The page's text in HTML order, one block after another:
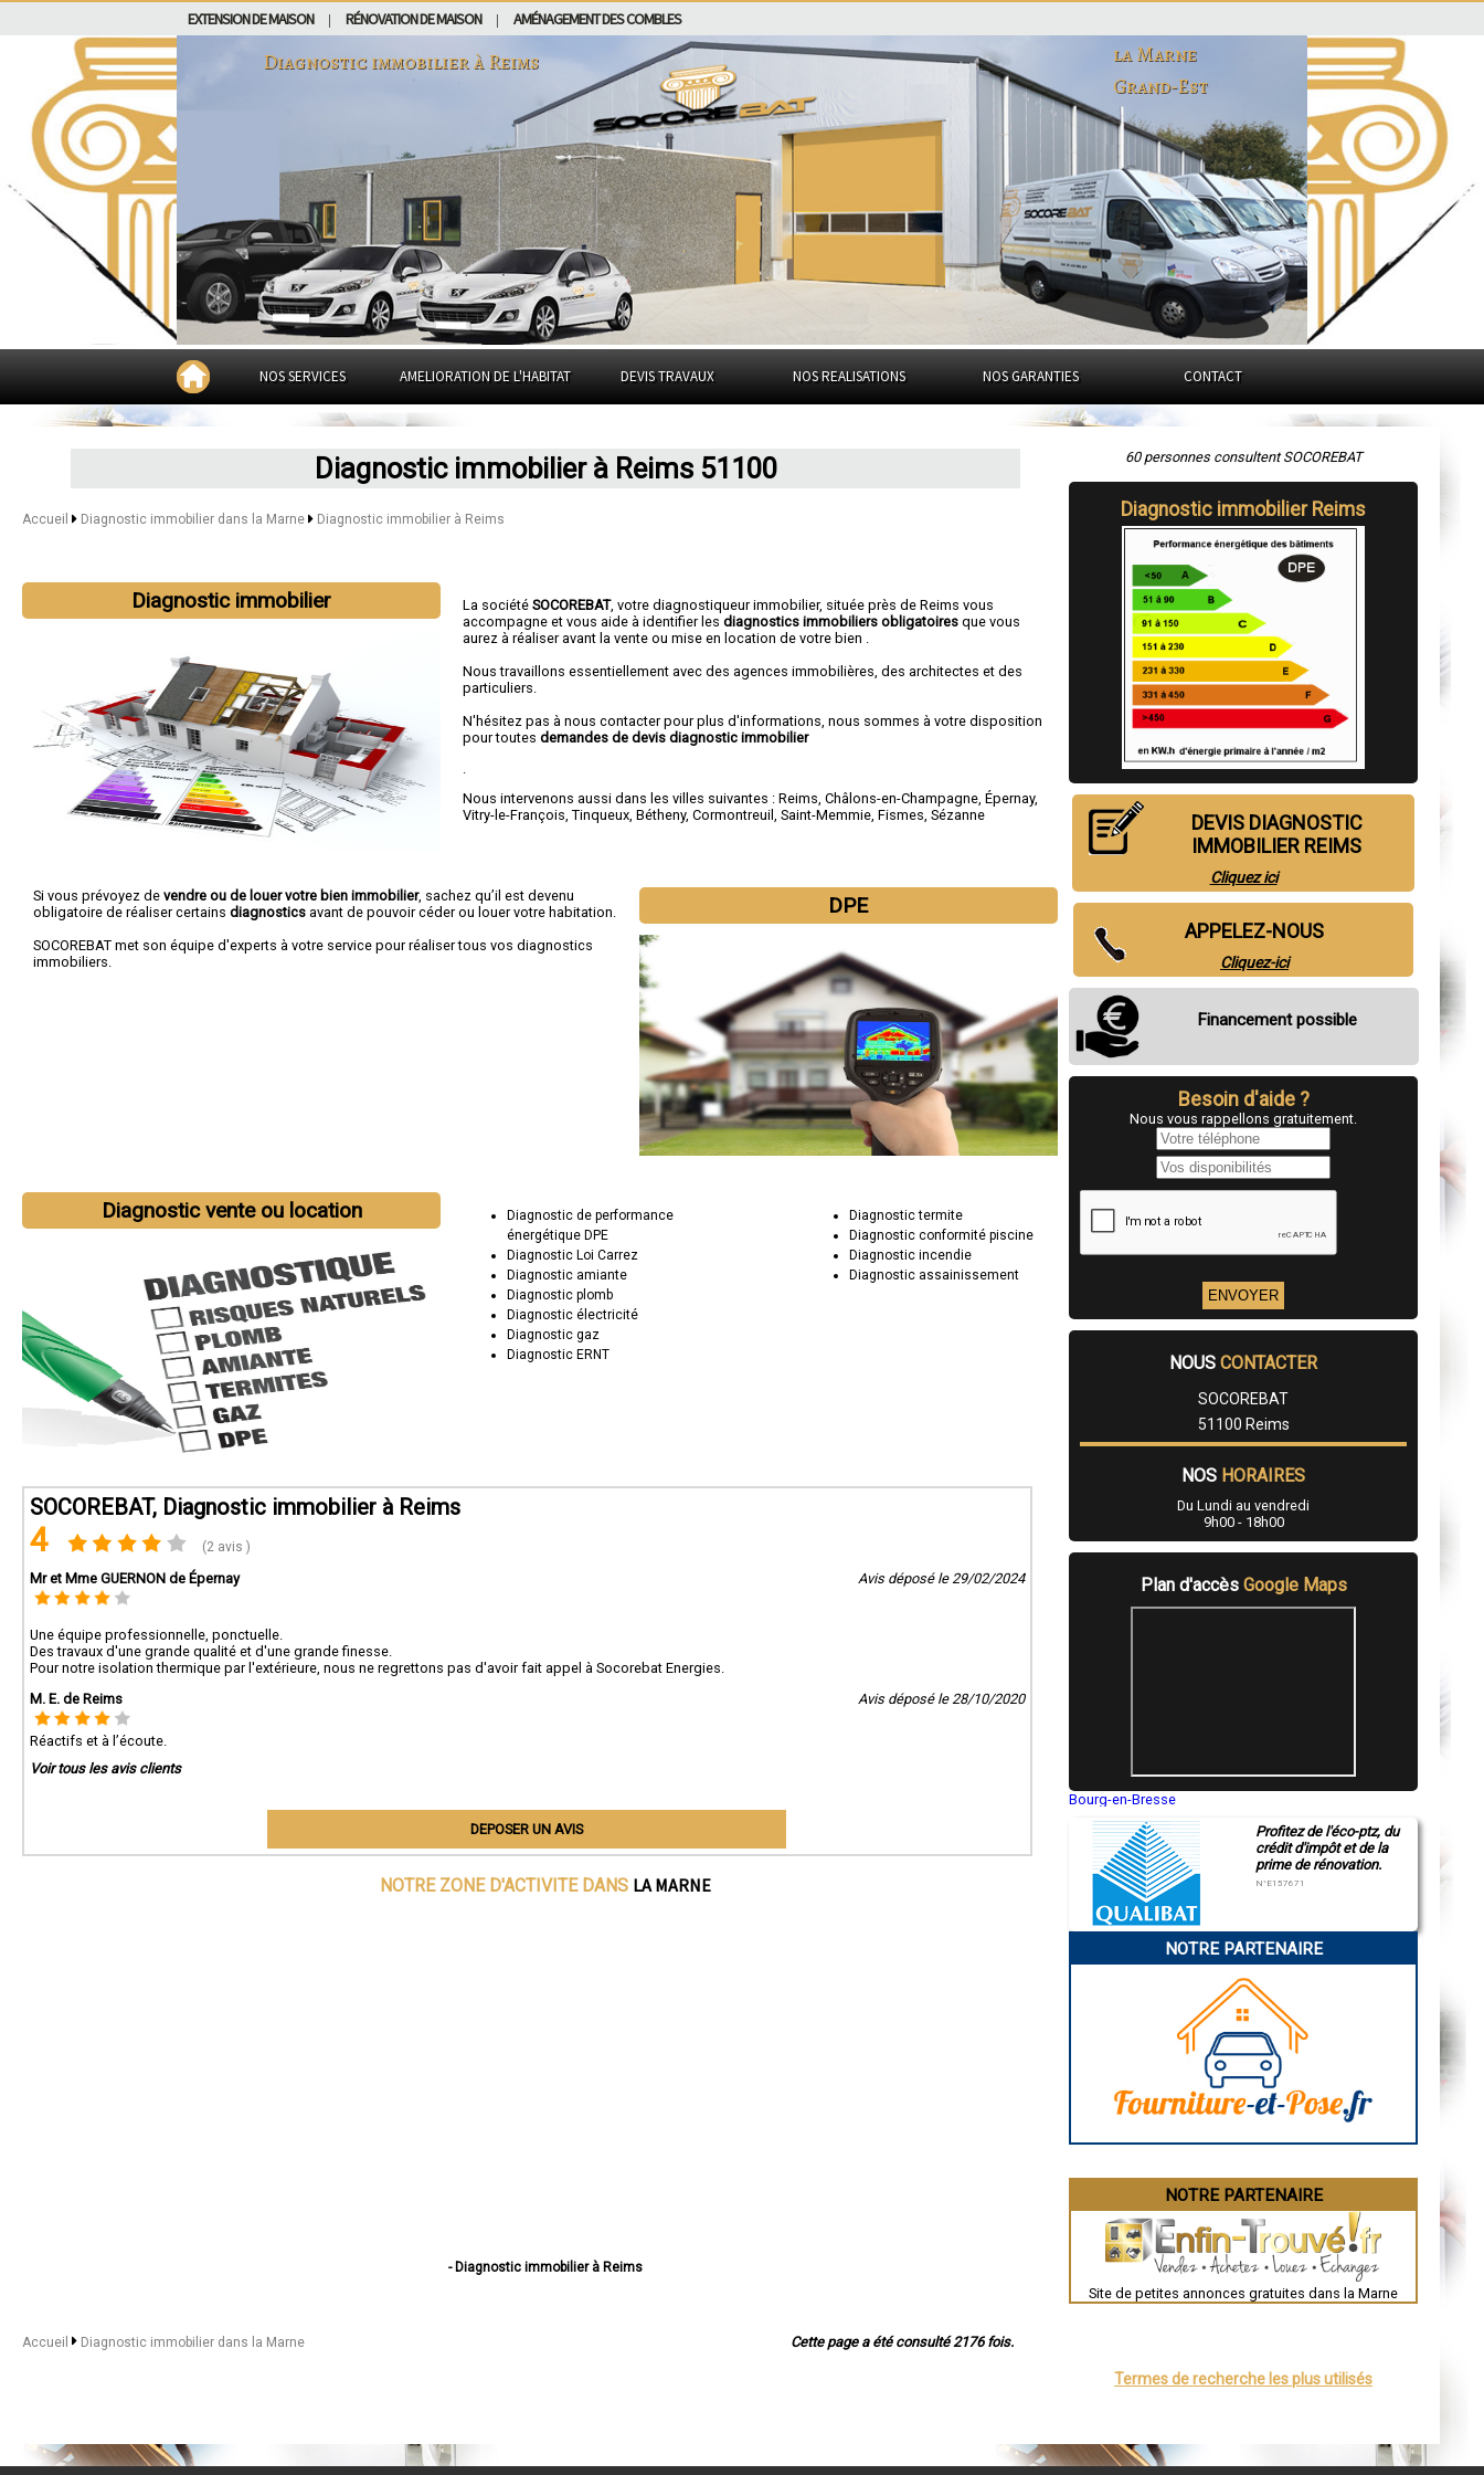
EXTENSION DE MAISON RÉNOVATION DE MAISON AMÉNAGEMENT DES COMBLES
Diagnostic immobilier àReims
la Marne
Grand-Est
NOS SERVICES AMELIORATION DE L'HABITAT DEVIS TRAVAUX NOS REALISATIONS NOS GARANTIES CONTACT
Diagnostic immobilier à Reims 51100
Accueil Diagnostic immobilier dans la Marne Diagnostic immobilier à Reims
Diagnostic immobilier La sociétéSOCOREBAT, votre diagnostiqueur immobilier, située près de Reims vous
accompagne et vous aide à identifier lesdiagnostics immobiliers obligatoiresque vous
aurez à réaliser avant la vente ou mise en location de votre bien .
Nous travaillons essentiellement avec des agences immobilières, des architectes et des
particuliers.
N'hésitez pas à nous contacter pour plus d'informations, nous sommes à votre disposition
pour toutesdemandes de devis diagnostic immobilier
Nous intervenons aussi dans les villes suivantes :Reims,Châlons-en-Champagne,Épernay,
Vitry-le-François,Tinqueux,Bétheny,Cormontreuil,Saint-Memmie,Fismes,Sézanne
DPE
Si vous prévoyez de vendre ou de louer votre bien immobilier, sachez qu’il est devenu
obligatoire de réaliser certains diagnostics avant de pouvoir céder ou louer votre habitation.
SOCOREBAT met son équipe d'experts à votre service pour réaliser tous vos diagnostics
immobiliers.
Diagnostic vente ou location
Diagnostic de performance
énergétique DPE
Diagnostic Loi Carrez
Diagnostic amiante
Diagnostic plomb
Diagnostic électricité
Diagnostic gaz
Diagnostic ERNT
Diagnostic termite
Diagnostic conformité piscine
Diagnostic incendie
Diagnostic assainissement
SOCOREBAT, Diagnostic immobilier à Reims
4 (2 avis )
Mr et Mme GUERNON de Épernay Avis déposé le 29/02/2024
Une équipe professionnelle, ponctuelle.
Des travaux d'une grande qualité et d'une grande finesse.
Pour notre isolation thermique par l'extérieure, nous ne regrettons pas d'avoir fait appel à Socorebat Energies.
M. E. de Reims
Avis déposé le 28/10/2020
Réactifs et à l’écoute.
Voir tous les avis clients
DEPOSER UN AVIS
NOTRE ZONE D'ACTIVITE DANS LA MARNE
- Diagnostic immobilier à Reims
- Diagnostic immobilier à Sézanne
- Diagnostic immobilier à Mourmelon-le-Grand
Cette page a été consulté 2176 fois.
Accueil Diagnostic immobilier dans la Marne
60 personnes consultent SOCOREBAT
Diagnostic immobilier Reims
DEVIS DIAGNOSTIC
IMMOBILIER REIMS
Cliquez ici
APPELEZ-NOUS
Cliquez-ici
Financement possible
Besoin d'aide ?
Nous vous rappellons gratuitement.
NOUS CONTACTER
SOCOREBAT
51100 Reims
NOS HORAIRES
Du Lundi au vendredi
9h00 - 18h00
Plan d'accès Google Maps
Bourg-en-Bresse
Montluçon
Manosque
Gap
Charleville-Mézières
Pamiers
Narbonne
Brive-la-Gaillarde
Guéret
Besançon
Évreux
Chartres
Nîmes
Auch
Blois
Saint-Étienne
Profitez de l'éco-ptz, du
crédit d'impôt et de la
prime de rénovation.
N°E157671
NOTRE PARTENAIRE
NOTRE PARTENAIRE
Site de petites annonces gratuites dans la Marne
Termes de recherche les plus utilisés